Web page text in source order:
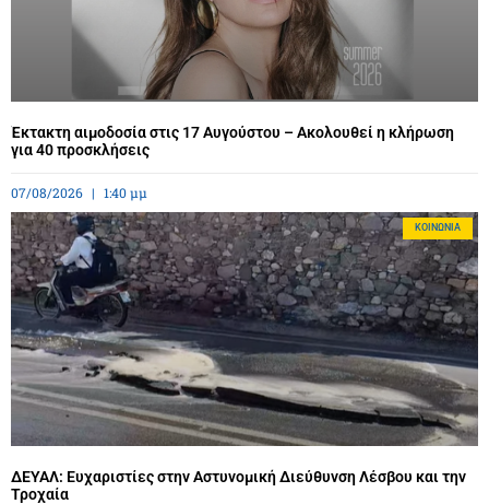
Έκτακτη αιμοδοσία στις 17 Αυγούστου – Ακολουθεί η κλήρωση
για 40 προσκλήσεις
07/08/2026 1:40 μμ
ΚΟΙΝΩΝΊΑ
ΔΕΥΑΛ: Ευχαριστίες στην Αστυνομική Διεύθυνση Λέσβου και την
Τροχαία